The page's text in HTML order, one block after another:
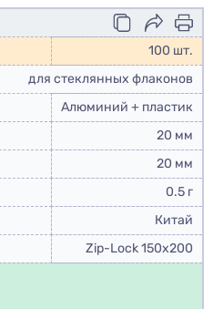
100 шт.
для стеклянных флаконов
Алюминий + пластик
20 мм
20 мм
0.5 г
Китай
Zip-Lock 150x200